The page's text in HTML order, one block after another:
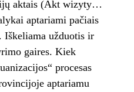
aktais (Akt wizyty…
aptariami pačiais
Iškeliama užduotis ir
gaires. Kiek
procesas
aptariamu